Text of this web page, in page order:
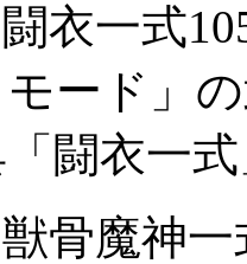
衣一式
モード」
闘衣一
骨魔神一